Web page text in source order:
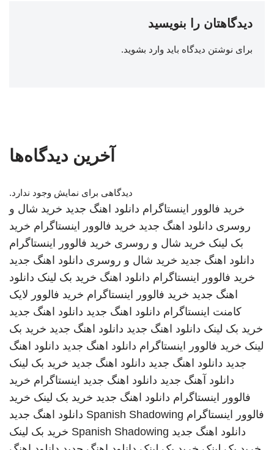
دیدگاهتان را بنویسید
برای نوشتن دیدگاه باید وارد بشوید.
آخرین دیدگاه‌ها
دیدگاهی برای نمایش وجود ندارد.
خرید فالوور اینستاگرام دانلود اهنگ جدید خرید شال و
روسری دانلود اهنگ جدید خرید فالوور اینستاگرام خرید
بک لینک خرید شال و روسری خرید فالوور اینستاگرام
دانلود اهنگ جدید خرید شال و روسری دانلود اهنگ جدید
خرید فالوور اینستاگرام دانلود اهنگ خرید بک لینک دانلود
اهنگ جدید خرید فالوور اینستاگرام خرید فالوور لایک
کامنت اینستاگرام دانلود اهنگ جدید دانلود اهنگ جدید
خرید بک لینک دانلود اهنگ جدید دانلود اهنگ جدید خرید بک
لینک خرید فالوور اینستاگرام دانلود اهنگ جدید دانلود اهنگ
جدید دانلود اهنگ جدید دانلود اهنگ جدید خرید بک لینک
دانلود آهنگ جدید دانلود اهنگ جدید اینستاگرام خرید
فالوور اینستاگرام دانلود اهنگ جدید خرید بک لینک خرید
فالوور اینستاگرام Spanish Shadowing دانلود اهنگ جدید
دانلود اهنگ جدید Spanish Shadowing خرید بک لینک